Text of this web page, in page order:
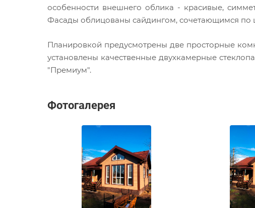
особенности внешнего облика - красивые,
Фасады облицованы сайдингом, сочетающимся по
Планировкой предусмотрены две просторные
установлены качественные двухкамерные
"Премиум".
Фотогалерея